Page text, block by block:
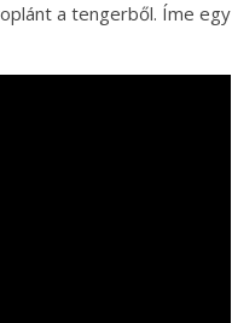
a tengerből. Íme egy